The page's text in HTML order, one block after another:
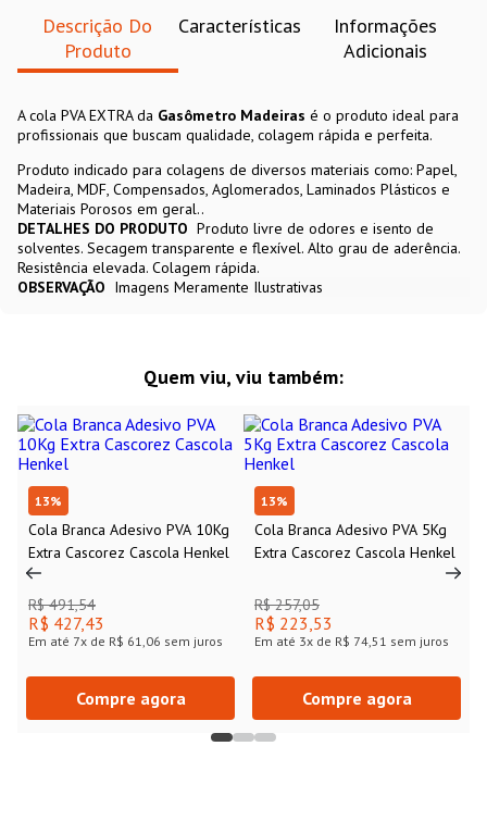
Descrição Do
Produto
Características
Informações
Adicionais
A cola PVA EXTRA da Gasômetro Madeiras é o produto ideal para
profissionais que buscam qualidade, colagem rápida e perfeita.
Produto indicado para colagens de diversos materiais como: Papel,
Madeira, MDF, Compensados, Aglomerados, Laminados Plásticos e
Materiais Porosos em geral..
DETALHES DO PRODUTO Produto livre de odores e isento de
solventes. Secagem transparente e flexível. Alto grau de aderência.
Resistência elevada. Colagem rápida.
OBSERVAÇÃO Imagens Meramente Ilustrativas
Quem viu, viu também:
13%
Cola Branca Adesivo PVA 10Kg
Extra Cascorez Cascola Henkel
R$ 491,54
R$ 427,43
Em até 7x de R$ 61,06 sem juros
Compre agora
13%
Cola Branca Adesivo PVA 5Kg
Extra Cascorez Cascola Henkel
R$ 257,05
R$ 223,53
Em até 3x de R$ 74,51 sem juros
Compre agora